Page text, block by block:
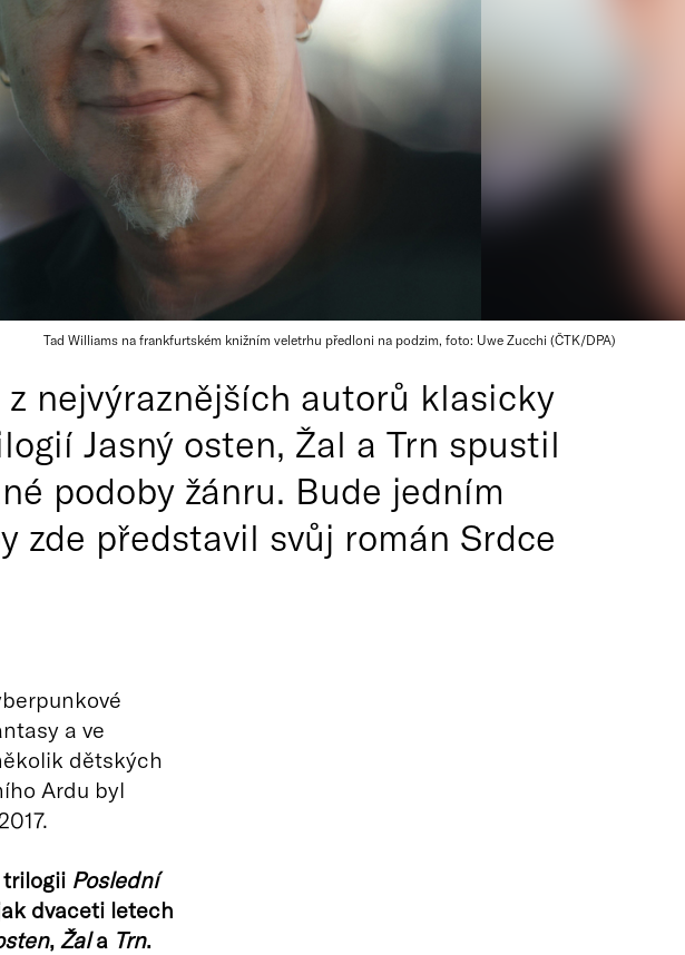
Tad Williams na frankfurtském knižním veletrhu předloni na podzim, foto: Uwe Zucchi (ČTK/DPA)
nejvýraznějších autorů klasicky
Jasný osten, Žal a Trn spustil
podoby žánru. Bude jedním
zde představil svůj román Srdce
a ve
dětských
Ardu byl
Poslední
dvaceti letech
, Žala Trn.